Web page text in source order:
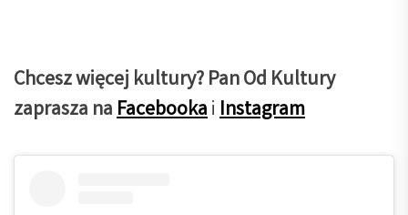
Chcesz więcej kultury? Pan Od Kultury
zaprasza naFacebookaiInstagram